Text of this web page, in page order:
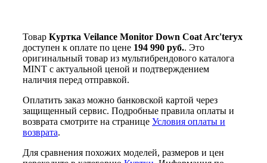
Товар Куртка Veilance Monitor Down Coat Arc'teryx
доступен к оплате по цене 194 990 руб.. Это
оригинальный товар из мультибрендового каталога
MINT с актуальной ценой и подтверждением
наличия перед отправкой.
Оплатить заказ можно банковской картой через
защищенный сервис. Подробные правила оплаты и
возврата смотрите на странице Условия оплаты и
возврата.
Для сравнения похожих моделей, размеров и цен